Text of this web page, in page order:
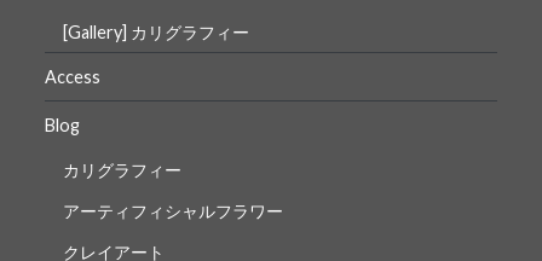
[Gallery] カリグラフィー
Access
Blog
カリグラフィー
アーティフィシャルフラワー
クレイアート